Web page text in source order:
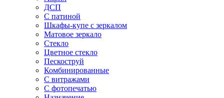
ДСП
С патиной
Шкафы-купе с зеркалом
Матовое зеркало
Стекло
Цветное стекло
Пескоструй
Комбинированные
С витражами
С фотопечатью